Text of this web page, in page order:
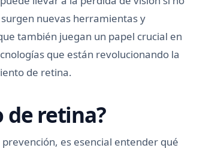
nuevas herramientas y
también juegan un papel crucial en
que están revolucionando la
de retina.
de retina?
es esencial entender qué